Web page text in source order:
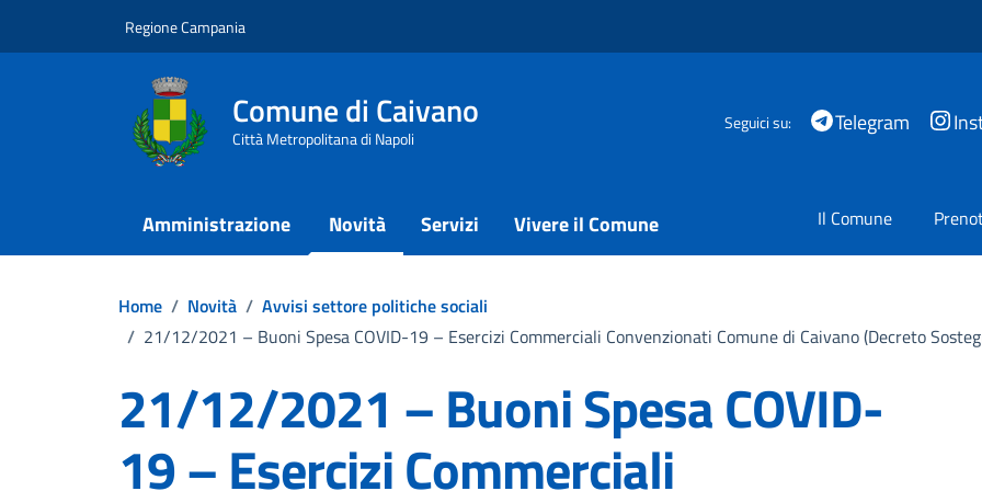
Regione Campania
Comune di Caivano
Città Metropolitana di Napoli
Seguici su: Telegram
Amministrazione Novità Servizi Vivere il Comune Il Comune
Home / Novità / Avvisi settore politiche sociali
/ 21/12/2021 – Buoni Spesa COVID-19 – Esercizi Commerciali Convenzionati Comune di Caivano (Decreto
21/12/2021 – Buoni Spesa COVID-
19 – Esercizi Commerciali